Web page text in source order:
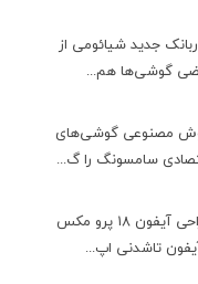
جدید شیائومی از
گوشی‌ها هم...
مصنوعی گوشی‌های
سامسونگ را گ...
طراحی آیفون ۱۸ پرو مکس
تاشدنی اپ...